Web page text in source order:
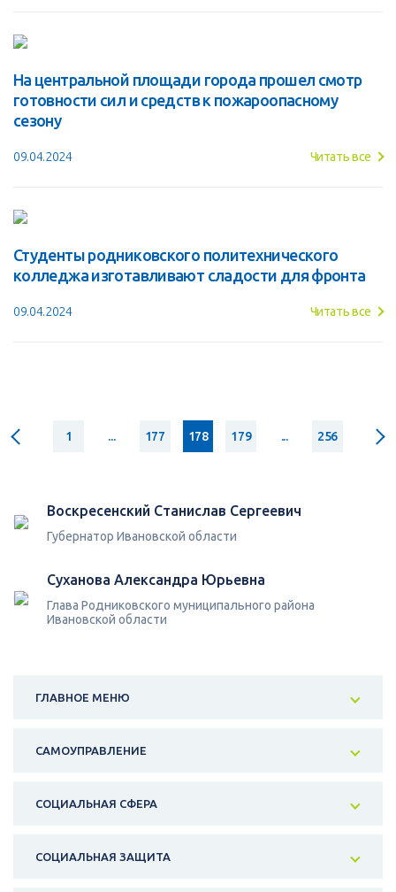
На центральной площади города прошел смотр
готовности сил и средств к пожароопасному
сезону
09.04.2024 Читать все
Студенты родниковского политехнического
колледжа изготавливают сладости для фронта
09.04.2024 Читать все
1 ... 177 178 179 ... 256
Воскресенский Станислав Сергеевич
Губернатор Ивановской области
Суханова Александра Юрьевна
Глава Родниковского муниципального района
Ивановской области
ГЛАВНОЕ МЕНЮ
САМОУПРАВЛЕНИЕ
СОЦИАЛЬНАЯ СФЕРА
СОЦИАЛЬНАЯ ЗАЩИТА